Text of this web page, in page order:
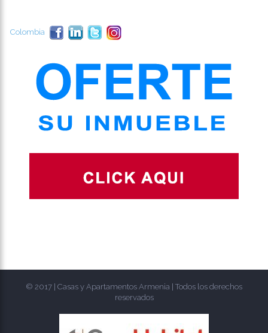
Colombia
© 2017 | Casas y Apartamentos Armenia | Todos los derechos
reservados